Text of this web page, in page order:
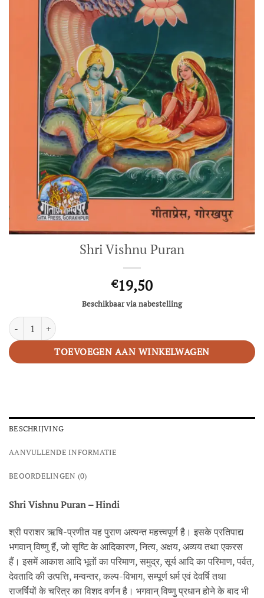
Shri Vishnu Puran
€19,50
Beschikbaar via nabestelling
Shri Vishnu Puran aantal
TOEVOEGEN AAN WINKELWAGEN
BESCHRIJVING
AANVULLENDE INFORMATIE
BEOORDELINGEN (0)
Shri Vishnu Puran – Hindi
श्री पराशर ऋषि-प्रणीत यह पुराण अत्यन्त महत्त्वपूर्ण है। इसके प्रतिपाद्य
भगवान् विष्णु हैं, जो सृष्टि के आदिकारण, नित्य, अक्षय, अव्यय तथा एकरस
हैं। इसमें आकाश आदि भूतों का परिमाण, समुद्र, सूर्य आदि का परिमाण, पर्वत,
देवतादि की उत्पत्ति, मन्वन्तर, कल्प-विभाग, सम्पूर्ण धर्म एवं देवर्षि तथा
राजर्षियों के चरित्र का विशद वर्णन है। भगवान् विष्णु प्रधान होने के बाद भी